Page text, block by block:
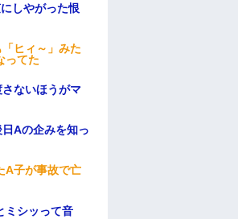
しやがった恨
ヒィ～」みた
ってた
ないほうがマ
Aの企みを知っ
A子が事故で亡
ミシッって音